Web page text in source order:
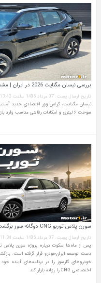
بررسی نیسان مگنایت 2026 در ایران | مشخصات فنی، امکانات، قیمت، مزایا و معایب
تاریخ ارسال پست: 07 مرداد 1405 ساعت 13:43
سوخت ۶ لیتری و امکانات رفاهی مناسب وارد بازار ایران می‌شود.
سورن پلاس توربو CNG دوگانه سوز برگشت؛ مشخصات، موتور و زمان عرضه
تاریخ ارسال پست: 07 مرداد 1405 ساعت 11:34
دست توسعه ایران‌خودرو قرار گرفته است.
خودروهای گازسوز را در برنامه‌های آینده
اختصاصی CNG را روانه بازار کند.